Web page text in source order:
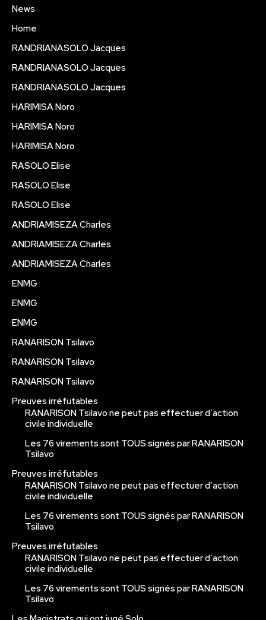
News
Home
RANDRIANASOLO Jacques
RANDRIANASOLO Jacques
RANDRIANASOLO Jacques
HARIMISA Noro
HARIMISA Noro
HARIMISA Noro
RASOLO Elise
RASOLO Elise
RASOLO Elise
ANDRIAMISEZA Charles
ANDRIAMISEZA Charles
ANDRIAMISEZA Charles
ENMG
ENMG
ENMG
RANARISON Tsilavo
RANARISON Tsilavo
RANARISON Tsilavo
Preuves irréfutables
RANARISON Tsilavo ne peut pas effectuer d’action
civile individuelle
Les 76 virements sont TOUS signés par RANARISON
Tsilavo
Preuves irréfutables
RANARISON Tsilavo ne peut pas effectuer d’action
civile individuelle
Les 76 virements sont TOUS signés par RANARISON
Tsilavo
Preuves irréfutables
RANARISON Tsilavo ne peut pas effectuer d’action
civile individuelle
Les 76 virements sont TOUS signés par RANARISON
Tsilavo